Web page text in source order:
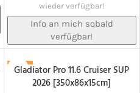
wieder verfügbar!
Info an mich sobald
verfügbar!
-19%
NACHBESTELLT!
Gladiator Pro 11.6 Cruiser SUP
2026 [350x86x15cm]